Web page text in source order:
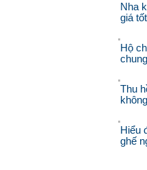
Nha
giá
Hộ
Thu
Hiểu
ghế